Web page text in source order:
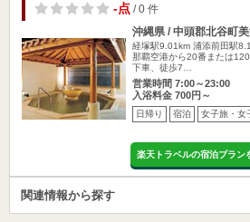
-点/ 0 件
沖縄県 / 中頭郡北谷町
経塚駅9.01km 浦添前田駅
那覇空港から20番または
下車、徒歩7…
営業時間 7:00～23:00
入浴料金 700円～
日帰り 宿泊 女子旅・女
楽天トラベルの宿泊プラン
関連情報から探す